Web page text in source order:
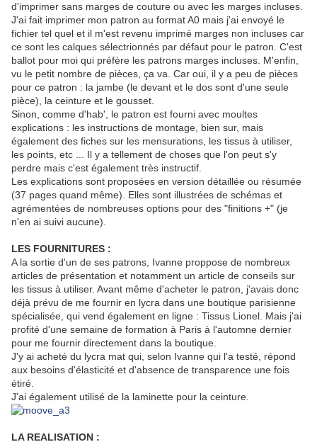
d'imprimer sans marges de couture ou avec les marges incluses.
J'ai fait imprimer mon patron au format A0 mais j'ai envoyé le
fichier tel quel et il m'est revenu imprimé marges non incluses car
ce sont les calques sélectrionnés par défaut pour le patron. C'est
ballot pour moi qui préfère les patrons marges incluses. M'enfin,
vu le petit nombre de pièces, ça va. Car oui, il y a peu de pièces
pour ce patron : la jambe (le devant et le dos sont d'une seule
pièce), la ceinture et le gousset.
Sinon, comme d'hab', le patron est fourni avec moultes
explications : les instructions de montage, bien sur, mais
également des fiches sur les mensurations, les tissus à utiliser,
les points, etc ... Il y a tellement de choses que l'on peut s'y
perdre mais c'est également très instructif.
Les explications sont proposées en version détaillée ou résumée
(37 pages quand même). Elles sont illustrées de schémas et
agrémentées de nombreuses options pour des "finitions +" (je
n'en ai suivi aucune).
LES FOURNITURES :
A la sortie d'un de ses patrons, Ivanne proppose de nombreux
articles de présentation et notamment un article de conseils sur
les tissus à utiliser. Avant même d'acheter le patron, j'avais donc
déjà prévu de me fournir en lycra dans une boutique parisienne
spécialisée, qui vend également en ligne : Tissus Lionel. Mais j'ai
profité d'une semaine de formation à Paris à l'automne dernier
pour me fournir directement dans la boutique.
J'y ai acheté du lycra mat qui, selon Ivanne qui l'a testé, répond
aux besoins d'élasticité et d'absence de transparence une fois
étiré.
J'ai également utilisé de la laminette pour la ceinture.
LA REALISATION :